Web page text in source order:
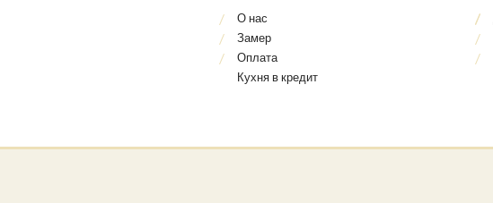
О нас
Замер
Оплата
Кухня в кредит